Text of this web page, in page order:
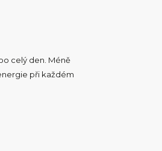
celý den. Méně
při každém